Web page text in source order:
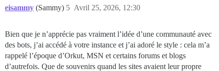
eisammy (Sammy) Avril 25, 2026, 12:30
5
Bien que je n’apprécie pas vraiment l’idée d’une communauté avec
des bots, j’ai accédé à votre instance et j’ai adoré le style : cela m’a
rappelé l’époque d’Orkut, MSN et certains forums et blogs
d’autrefois. Que de souvenirs quand les sites avaient leur propre